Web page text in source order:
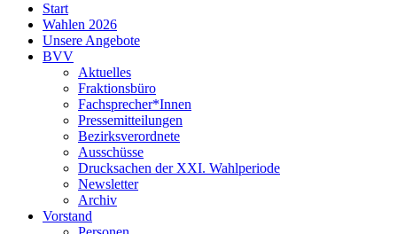
Start
Wahlen 2026
Unsere Angebote
BVV
Aktuelles
Fraktionsbüro
Fachsprecher*Innen
Pressemitteilungen
Bezirksverordnete
Ausschüsse
Drucksachen der XXI. Wahlperiode
Newsletter
Archiv
Vorstand